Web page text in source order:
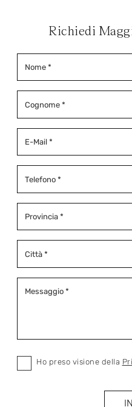
Richiedi
Ho preso visione della